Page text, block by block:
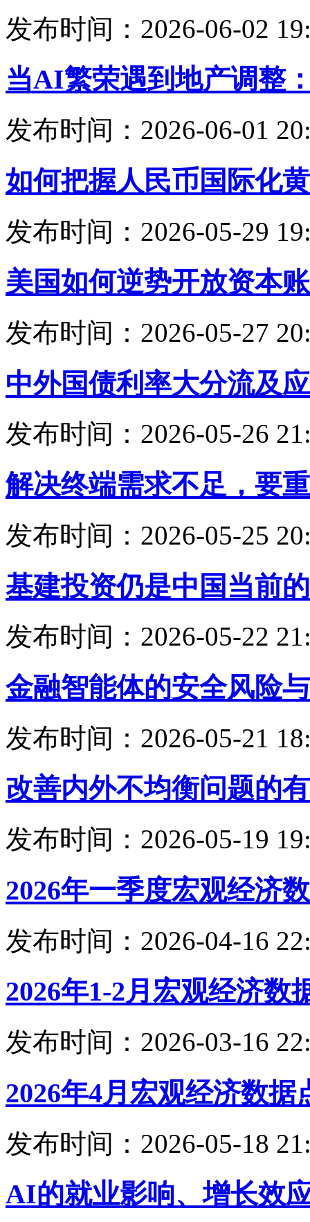
发布时间：2026-06-02
当AI繁荣遇到地产调整
发布时间：2026-06-01
如何把握人民币国际化
发布时间：2026-05-29
美国如何逆势开放资本
发布时间：2026-05-27
中外国债利率大分流及
发布时间：2026-05-26
解决终端需求不足，要
发布时间：2026-05-25
基建投资仍是中国当前
发布时间：2026-05-22
金融智能体的安全风险
发布时间：2026-05-21
改善内外不均衡问题的
发布时间：2026-05-19
2026年一季度宏观经济
发布时间：2026-04-16
2026年1-2月宏观经济数
发布时间：2026-03-16
2026年4月宏观经济数据
发布时间：2026-05-18
AI的就业影响、增长效